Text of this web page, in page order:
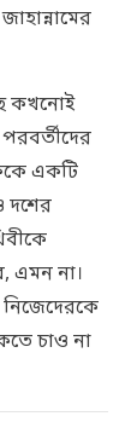
কখনোই
একটি
দশের
এমন না।
চাও না